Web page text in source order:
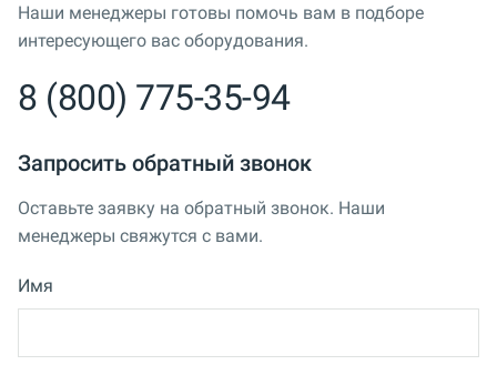
Наши менеджеры готовы помочь вам в подборе
интересующего вас оборудования.
8 (800) 775-35-94
Запросить обратный звонок
Оставьте заявку на обратный звонок. Наши
менеджеры свяжутся с вами.
Имя